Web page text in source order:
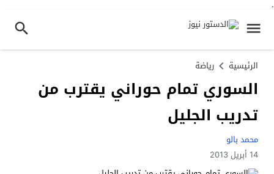
.
الرئيسية رياضة
السوري تمام حوراني يقترب من
تدريب الجليل
محمد بالو
14 أبريل 2013